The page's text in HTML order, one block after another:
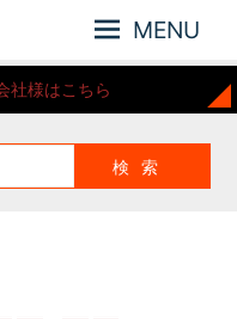
MENU
社様はこちら